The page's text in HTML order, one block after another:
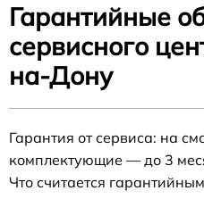
Гарантийные
сервисного
на-Дону
Гарантия от сервиса: на
комплектующие — до 3
Что считается